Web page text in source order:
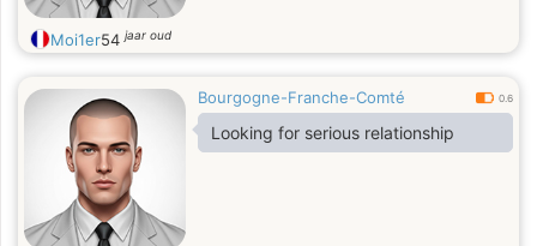
Moi1er54jaar oud
Bourgogne-Franche-Comté 0.6
Looking for serious relationship